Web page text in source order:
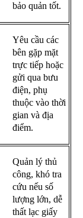
bảo quản tốt.
Yêu cầu các
bên gặp mặt
trực tiếp hoặc
gửi qua bưu
điện, phụ
thuộc vào thời
gian và địa
điểm.
Quản lý thủ
công, khó tra
cứu nếu số
lượng lớn, dễ
thất lạc giấy